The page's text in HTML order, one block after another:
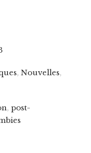
, Nouvelles,
, post-